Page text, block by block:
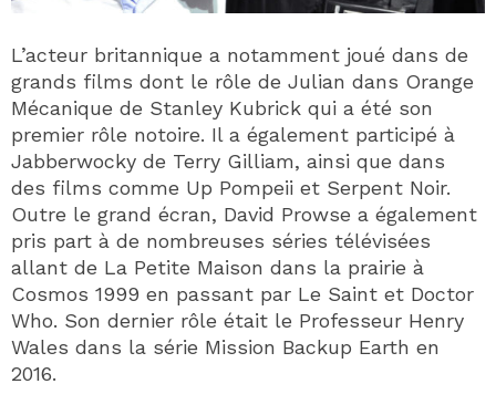
L’acteur britannique a notamment joué dans de
grands films dont le rôle de Julian dans Orange
Mécanique de Stanley Kubrick qui a été son
premier rôle notoire. Il a également participé à
Jabberwocky de Terry Gilliam, ainsi que dans
des films comme Up Pompeii et Serpent Noir.
Outre le grand écran, David Prowse a également
pris part à de nombreuses séries télévisées
allant de La Petite Maison dans la prairie à
Cosmos 1999 en passant par Le Saint et Doctor
Who. Son dernier rôle était le Professeur Henry
Wales dans la série Mission Backup Earth en
2016.